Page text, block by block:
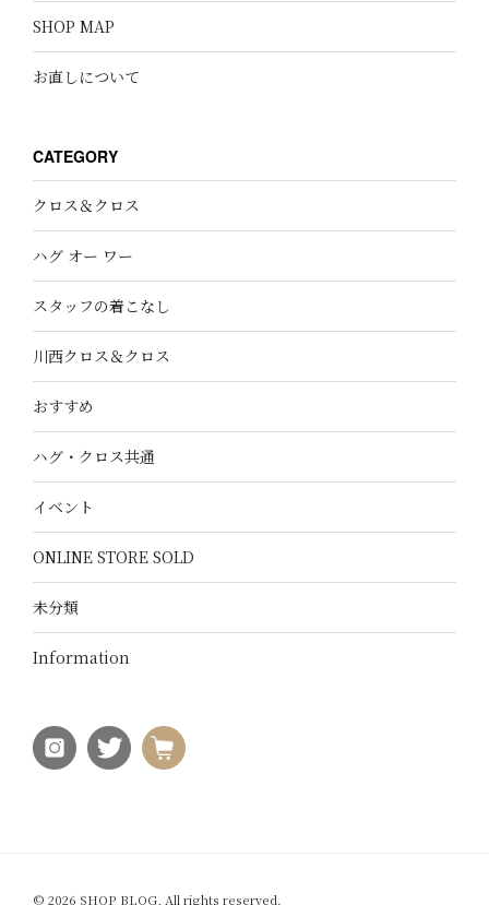
SHOP MAP
お直しについて
CATEGORY
クロス＆クロス
ハグ オー ワー
スタッフの着こなし
川西クロス＆クロス
おすすめ
ハグ・クロス共通
イベント
ONLINE STORE SOLD
未分類
Information
© 2026 SHOP BLOG, All rights reserved.